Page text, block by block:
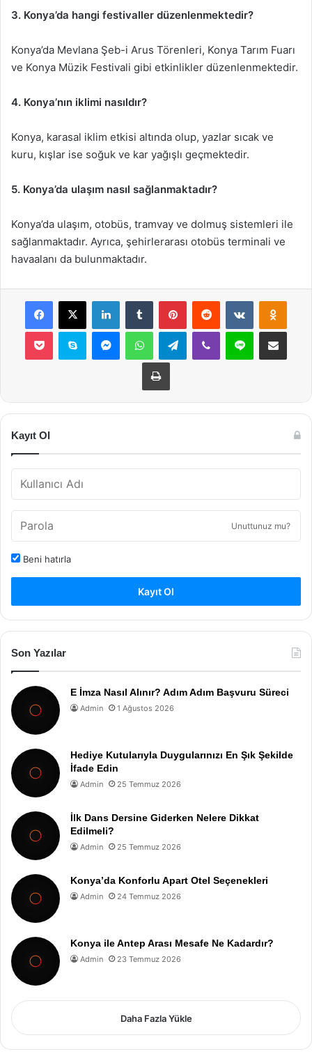
3. Konya’da hangi festivaller düzenlenmektedir?
Konya’da Mevlana Şeb-i Arus Törenleri, Konya Tarım Fuarı
ve Konya Müzik Festivali gibi etkinlikler düzenlenmektedir.
4. Konya’nın iklimi nasıldır?
Konya, karasal iklim etkisi altında olup, yazlar sıcak ve
kuru, kışlar ise soğuk ve kar yağışlı geçmektedir.
5. Konya’da ulaşım nasıl sağlanmaktadır?
Konya’da ulaşım, otobüs, tramvay ve dolmuş sistemleri ile
sağlanmaktadır. Ayrıca, şehirlerarası otobüs terminali ve
havaalanı da bulunmaktadır.
Facebook
X LinkedInTumblr PinterestReddit VKontakte
Pocket Skype MessengerWhatsAppTelegramViber Line E-Posta ile
Yazdır
Kayıt Ol
Unuttunuz mu?
Beni hatırla
Kayıt Ol
Son Yazılar
E İmza Nasıl Alınır? Adım Adım Başvuru Süreci
Admin 1 Ağustos 2026
Hediye Kutularıyla Duygularınızı En Şık Şekilde
İfade Edin
Admin 25 Temmuz 2026
İlk Dans Dersine Giderken Nelere Dikkat
Edilmeli?
Admin 25 Temmuz 2026
Konya’da Konforlu Apart Otel Seçenekleri
Admin 24 Temmuz 2026
Konya ile Antep Arası Mesafe Ne Kadardır?
Admin 23 Temmuz 2026
Daha Fazla Yükle